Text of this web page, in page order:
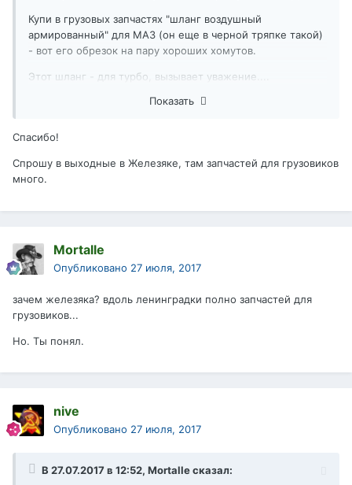
Купи в грузовых запчастях "шланг воздушный
армированный" для МАЗ (он еще в черной тряпке такой)
- вот его обрезок на пару хороших хомутов.
Этот шланг - для турбо, вызывает уважение....
+ Надо подрезать патрубок самого воздухана.
Показать
Спасибо!
Спрошу в выходные в Железяке, там запчастей для грузовиков
много.
Mortalle
Опубликовано 27 июля, 2017
зачем железяка? вдоль ленинградки полно запчастей для
грузовиков...
Но. Ты понял.
nive
Опубликовано 27 июля, 2017
В 27.07.2017 в 12:52, Mortalleсказал: